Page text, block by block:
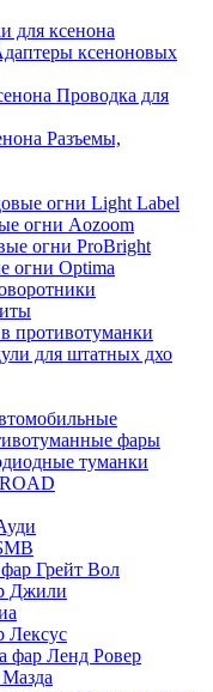
для ксенона
ксеноновых
Проводка для
Разъемы,
огни Light Label
огни Aozoom
огни ProBright
огни Optima
противотуманки
для штатных дхо
фары
туманки
Грейт Вол
Джили
Лексус
фар Ленд Ровер